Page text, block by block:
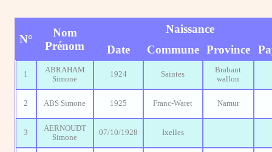
N°
Nom
Prénom
Naissance
Date
Commune Province
1
ABRAHAM
Simone
1924 Saintes
Brabant
wallon
2 ABS Simone 1925 Franc-Waret Namur
3
AERNOUDT
Simone
07/10/1928 Ixelles